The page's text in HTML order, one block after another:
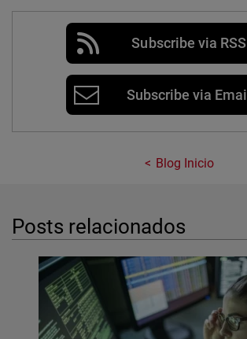
Subscribe via RSS
Subscribe via Email
Blog Inicio
Posts relacionados